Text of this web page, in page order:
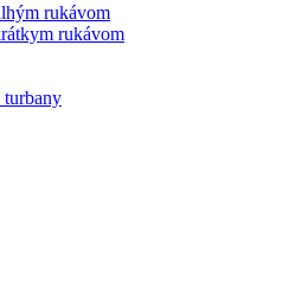
rukávom
rukávom